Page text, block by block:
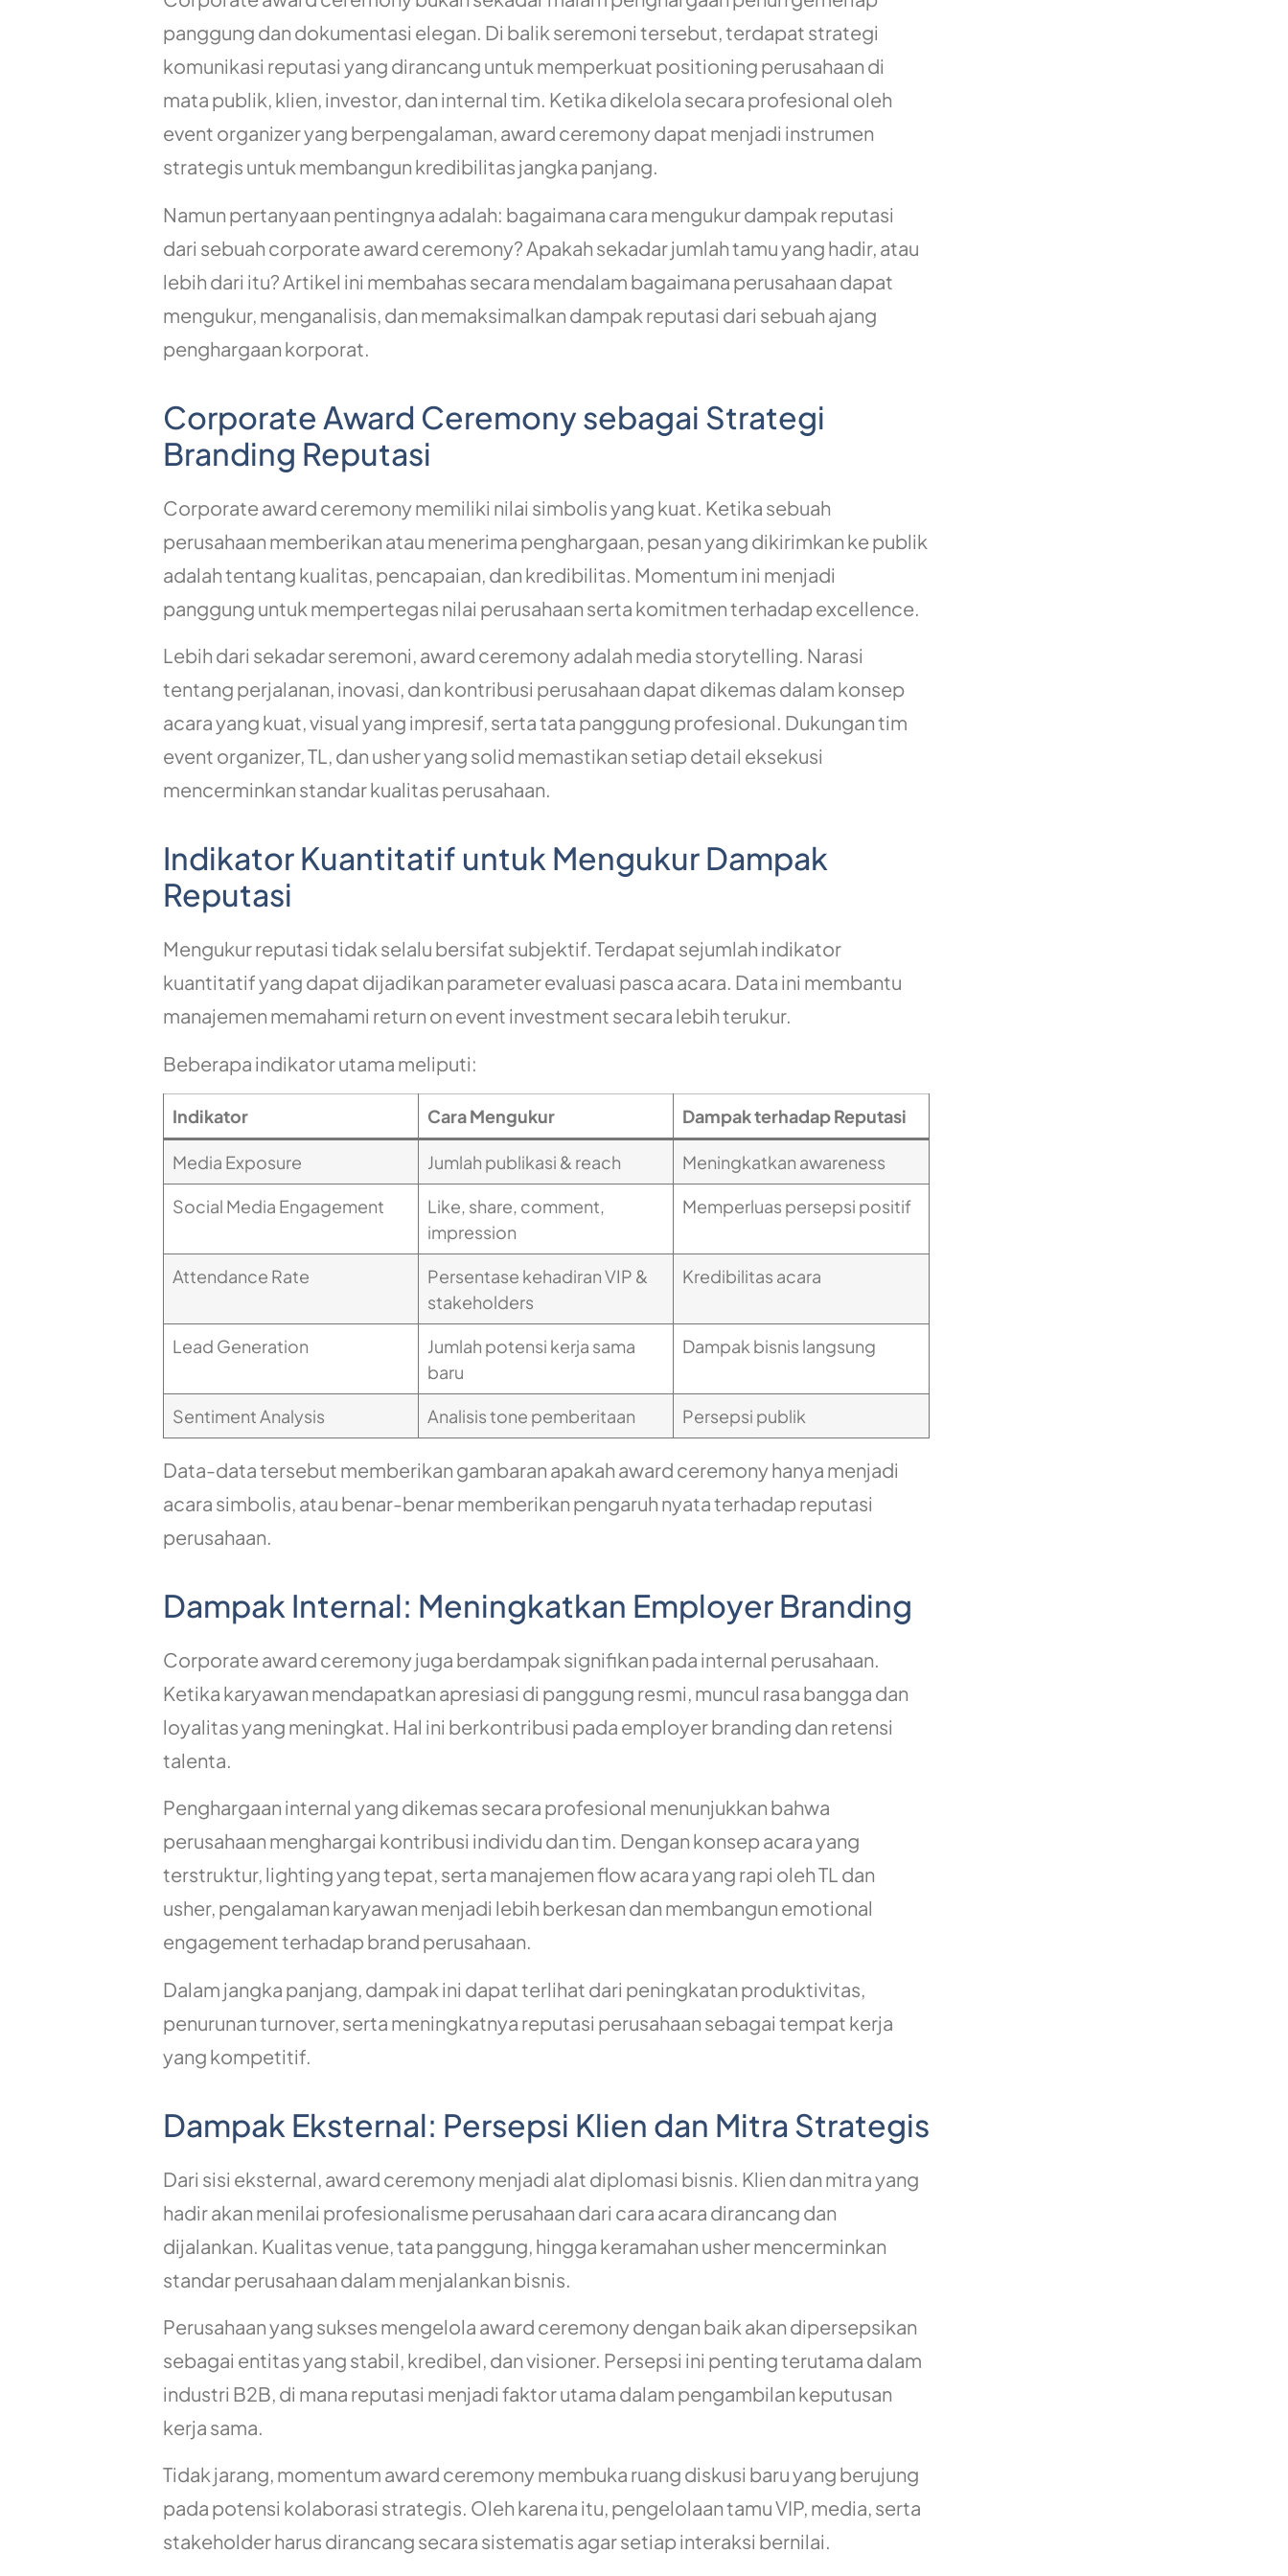
panggung dan dokumentasi elegan. Di balik seremoni tersebut, terdapat strategi
komunikasi reputasi yang dirancang untuk memperkuat positioning perusahaan di
mata publik, klien, investor, dan internal tim. Ketika dikelola secara profesional oleh
event organizer yang berpengalaman, award ceremony dapat menjadi instrumen
strategis untuk membangun kredibilitas jangka panjang.
Namun pertanyaan pentingnya adalah: bagaimana cara mengukur dampak reputasi
dari sebuah corporate award ceremony? Apakah sekadar jumlah tamu yang hadir, atau
lebih dari itu? Artikel ini membahas secara mendalam bagaimana perusahaan dapat
mengukur, menganalisis, dan memaksimalkan dampak reputasi dari sebuah ajang
penghargaan korporat.
Corporate Award Ceremony sebagai Strategi
Branding Reputasi
Corporate award ceremony memiliki nilai simbolis yang kuat. Ketika sebuah
perusahaan memberikan atau menerima penghargaan, pesan yang dikirimkan ke publik
adalah tentang kualitas, pencapaian, dan kredibilitas. Momentum ini menjadi
panggung untuk mempertegas nilai perusahaan serta komitmen terhadap excellence.
Lebih dari sekadar seremoni, award ceremony adalah media storytelling. Narasi
tentang perjalanan, inovasi, dan kontribusi perusahaan dapat dikemas dalam konsep
acara yang kuat, visual yang impresif, serta tata panggung profesional. Dukungan tim
event organizer, TL, dan usher yang solid memastikan setiap detail eksekusi
mencerminkan standar kualitas perusahaan.
Indikator Kuantitatif untuk Mengukur Dampak
Reputasi
Mengukur reputasi tidak selalu bersifat subjektif. Terdapat sejumlah indikator
kuantitatif yang dapat dijadikan parameter evaluasi pasca acara. Data ini membantu
manajemen memahami return on event investment secara lebih terukur.
Beberapa indikator utama meliputi:
Indikator Cara Mengukur Dampak terhadap Reputasi
Media Exposure Jumlah publikasi & reach
Meningkatkan awareness
Social Media Engagement
Like, share, comment,
impression
Memperluas persepsi positif
Attendance Rate
Persentase kehadiran VIP &
stakeholders
Kredibilitas acara
Lead Generation
Jumlah potensi kerja sama
baru
Dampak bisnis langsung
Sentiment Analysis Analisis tone pemberitaan Persepsi publik
Data-data tersebut memberikan gambaran apakah award ceremony hanya menjadi
acara simbolis, atau benar-benar memberikan pengaruh nyata terhadap reputasi
perusahaan.
Dampak Internal: Meningkatkan Employer Branding
Corporate award ceremony juga berdampak signifikan pada internal perusahaan.
Ketika karyawan mendapatkan apresiasi di panggung resmi, muncul rasa bangga dan
loyalitas yang meningkat. Hal ini berkontribusi pada employer branding dan retensi
talenta.
Penghargaan internal yang dikemas secara profesional menunjukkan bahwa
perusahaan menghargai kontribusi individu dan tim. Dengan konsep acara yang
terstruktur, lighting yang tepat, serta manajemen flow acara yang rapi oleh TL dan
usher, pengalaman karyawan menjadi lebih berkesan dan membangun emotional
engagement terhadap brand perusahaan.
Dalam jangka panjang, dampak ini dapat terlihat dari peningkatan produktivitas,
penurunan turnover, serta meningkatnya reputasi perusahaan sebagai tempat kerja
yang kompetitif.
Dampak Eksternal: Persepsi Klien dan Mitra Strategis
Dari sisi eksternal, award ceremony menjadi alat diplomasi bisnis. Klien dan mitra yang
hadir akan menilai profesionalisme perusahaan dari cara acara dirancang dan
dijalankan. Kualitas venue, tata panggung, hingga keramahan usher mencerminkan
standar perusahaan dalam menjalankan bisnis.
Perusahaan yang sukses mengelola award ceremony dengan baik akan dipersepsikan
sebagai entitas yang stabil, kredibel, dan visioner. Persepsi ini penting terutama dalam
industri B2B, di mana reputasi menjadi faktor utama dalam pengambilan keputusan
kerja sama.
Tidak jarang, momentum award ceremony membuka ruang diskusi baru yang berujung
pada potensi kolaborasi strategis. Oleh karena itu, pengelolaan tamu VIP, media, serta
stakeholder harus dirancang secara sistematis agar setiap interaksi bernilai.